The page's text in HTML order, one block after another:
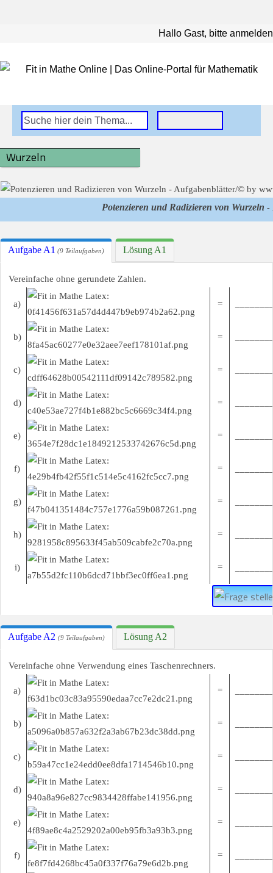
Hallo Gast, bitte anmelden
Wurzeln
Potenzieren und Radizieren von Wurzeln -
Aufgabe A1 (9 Teilaufgaben) Lösung A1
Vereinfache ohne gerundete Zahlen.
a) =
b) =
c) =
d) =
e) =
f) =
g) =
h) =
i) =
Aufgabe A2 (9 Teilaufgaben) Lösung A2
Vereinfache ohne Verwendung eines Taschenrechners.
a) =
b) =
c) =
d) =
e) =
f) =